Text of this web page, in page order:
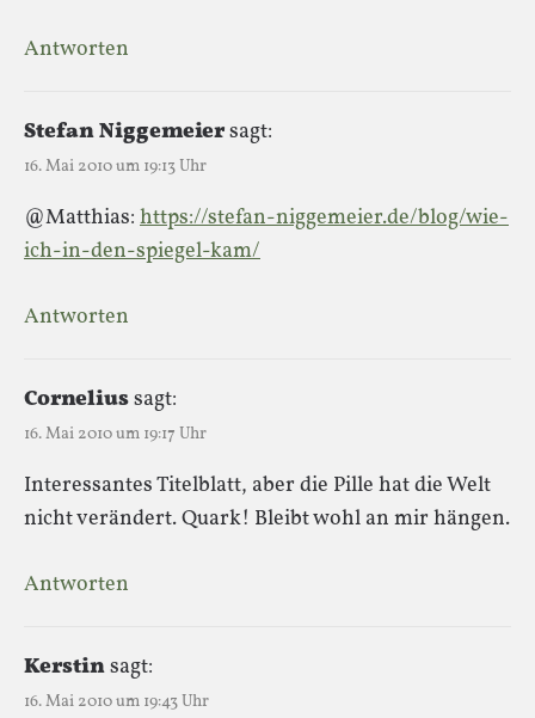
Antworten
Stefan Niggemeiersagt:
16. Mai 2010 um 19:13 Uhr
@Matthias: https://stefan-niggemeier.de/blog/wie-
ich-in-den-spiegel-kam/
Antworten
Corneliussagt:
16. Mai 2010 um 19:17 Uhr
Interessantes Titelblatt, aber die Pille hat die Welt
nicht verändert. Quark! Bleibt wohl an mir hängen.
Antworten
Kerstinsagt:
16. Mai 2010 um 19:43 Uhr